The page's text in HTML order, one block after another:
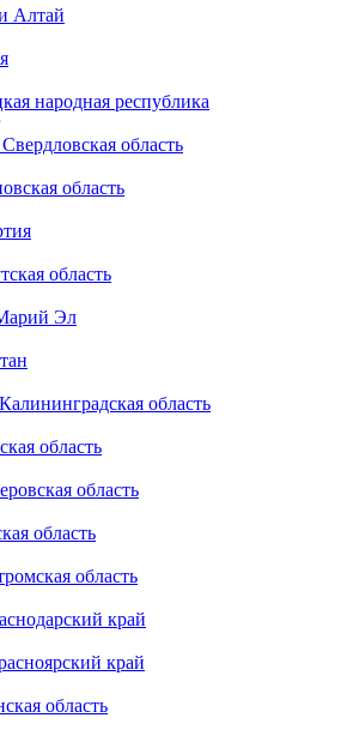
Алтай
народная республика
область
область
область
Эл
область
область
область
область
область
край
край
область